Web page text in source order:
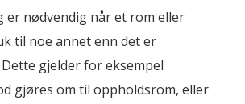
er nødvendig når et rom eller
til noe annet enn det er
gjelder for eksempel
gjøres om til oppholdsrom, eller